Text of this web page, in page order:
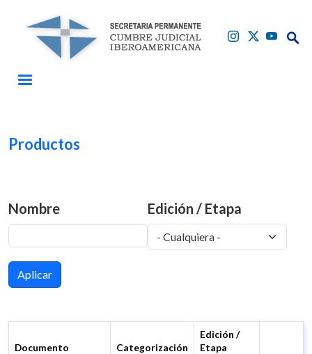
Buscar
Productos
Nombre Edición / Etapa
Aplicar
Documento Categorización
Edición /
Etapa